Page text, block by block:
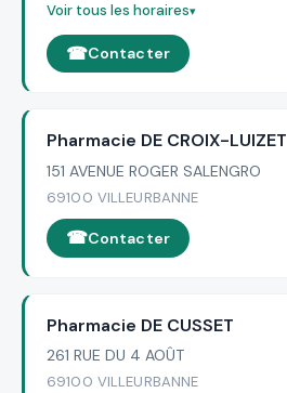
Voir tous les horaires
Contacter
Pharmacie DE CROIX-LUIZET
151 AVENUE ROGER SALENGRO
69100 VILLEURBANNE
Contacter
Pharmacie DE CUSSET
261 RUE DU 4 AOÛT
69100 VILLEURBANNE